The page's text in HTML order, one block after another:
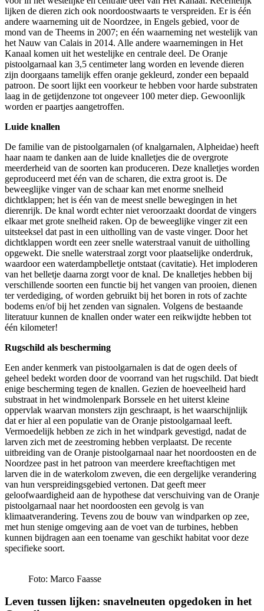
lijken de dieren zich ook noordoostwaarts te verspreiden. Er is één
andere waarneming uit de Noordzee, in Engels gebied, voor de
mond van de Theems in 2007; en één waarneming net westelijk van
het Nauw van Calais in 2014. Alle andere waarnemingen in Het
Kanaal komen uit het westelijke en centrale deel. De Oranje
pistoolgarnaal kan 3,5 centimeter lang worden en levende dieren
zijn doorgaans tamelijk effen oranje gekleurd, zonder een bepaald
patroon. De soort lijkt een voorkeur te hebben voor harde substraten
laag in de getijdenzone tot ongeveer 100 meter diep. Gewoonlijk
worden er paartjes aangetroffen.
Luide knallen
De familie van de pistoolgarnalen (of knalgarnalen, Alpheidae) heeft
haar naam te danken aan de luide knalletjes die de overgrote
meerderheid van de soorten kan produceren. Deze knalletjes worden
geproduceerd met één van de scharen, die extra groot is. De
beweeglijke vinger van de schaar kan met enorme snelheid
dichtklappen; het is één van de meest snelle bewegingen in het
dierenrijk. De knal wordt echter niet veroorzaakt doordat de vingers
elkaar met grote snelheid raken. Op de beweeglijke vinger zit een
uitsteeksel dat past in een uitholling van de vaste vinger. Door het
dichtklappen wordt een zeer snelle waterstraal vanuit de uitholling
opgewekt. Die snelle waterstraal zorgt voor plaatselijke onderdruk,
waardoor een waterdampbelletje ontstaat (cavitatie). Het imploderen
van het belletje daarna zorgt voor de knal. De knalletjes hebben bij
verschillende soorten een functie bij het vangen van prooien, dienen
ter verdediging, of worden gebruikt bij het boren in rots of zachte
bodems en/of bij het zenden van signalen. Volgens de bestaande
literatuur kunnen de knallen onder water een reikwijdte hebben tot
één kilometer!
Rugschild als bescherming
Een ander kenmerk van pistoolgarnalen is dat de ogen deels of
geheel bedekt worden door de voorrand van het rugschild. Dat biedt
enige bescherming tegen de knallen. Gezien de hoeveelheid hard
substraat in het windmolenpark Borssele en het uiterst kleine
oppervlak waarvan monsters zijn geschraapt, is het waarschijnlijk
dat er hier al een populatie van de Oranje pistoolgarnaal leeft.
Vermoedelijk hebben ze zich in het windpark gevestigd, nadat de
larven zich met de zeestroming hebben verplaatst. De recente
uitbreiding van de Oranje pistoolgarnaal naar het noordoosten en de
Noordzee past in het patroon van meerdere kreeftachtigen met
larven die in de waterkolom zweven, die een dergelijke verandering
van hun verspreidingsgebied vertonen. Dat geeft meer
geloofwaardigheid aan de hypothese dat verschuiving van de Oranje
pistoolgarnaal naar het noordoosten een gevolg is van
klimaatverandering. Tevens zou de bouw van windparken op zee,
met hun stenige omgeving aan de voet van de turbines, hebben
kunnen bijdragen aan een toename van geschikt habitat voor deze
specifieke soort.
Foto: Marco Faasse
Leven tussen lijken: snavelneuten opgedoken in het